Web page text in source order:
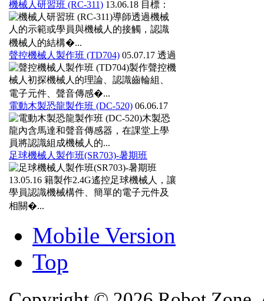
機械人研習班 (RC-311) 13.06.18 目標：
導師透過機械
人的示範或學員與機械人的接觸，認識
機械人的結構�...
聲控機械人製作班 (TD704) 05.07.17 透過
製作聲控機
械人初探機械人的理論、認識齒輪組、
電子元件、聲音傳感�...
電動木製恐龍製作班 (DC-520) 06.06.17
木製恐
龍內含馬達和聲音傳感器，在課堂上學
員將認識組成機械人的...
足球機械人製作班(SR703)-暑期班
13.05.16 籍製作2.4G遙控足球機械人，讓
學員認識機械構件、簡單的電子元件及
相關�...
Mobile Version
Top